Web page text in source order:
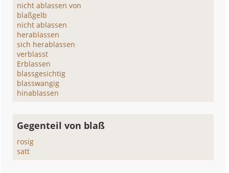
nicht ablassen von
blaßgelb
nicht ablassen
herablassen
sich herablassen
verblasst
Erblassen
blassgesichtig
blasswangig
hinablassen
Gegenteil von blaß
rosig
satt